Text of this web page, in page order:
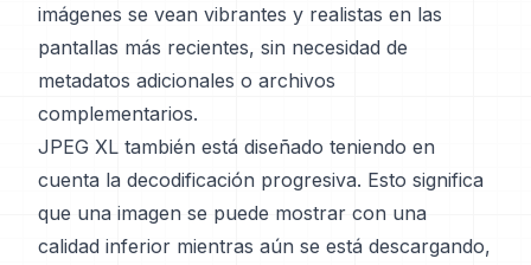
imágenes se vean vibrantes y realistas en las
pantallas más recientes, sin necesidad de
metadatos adicionales o archivos
complementarios.
JPEG XL también está diseñado teniendo en
cuenta la decodificación progresiva. Esto significa
que una imagen se puede mostrar con una
calidad inferior mientras aún se está descargando,